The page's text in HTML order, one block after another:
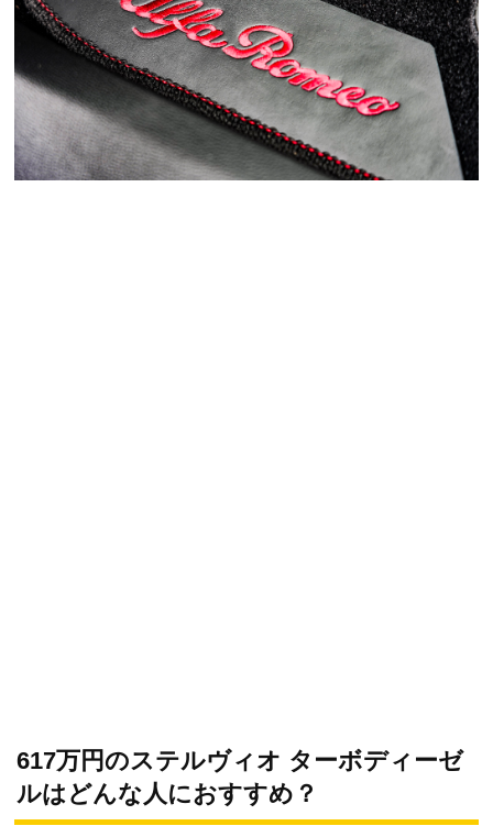
617万円のステルヴィオ ターボディーゼ
ルはどんな人におすすめ？